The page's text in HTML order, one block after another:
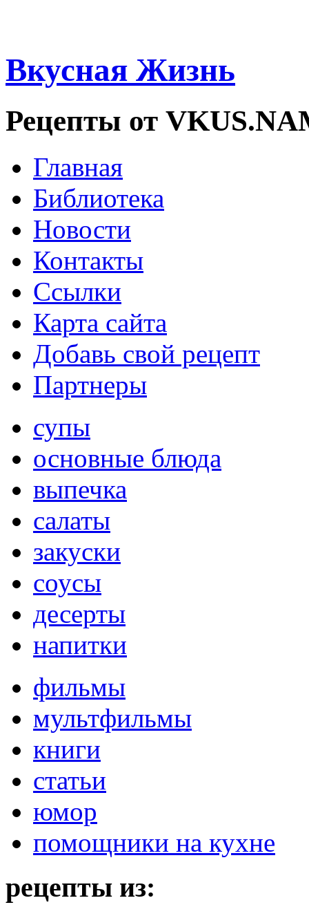
Вкусная Жизнь
Рецепты от
Главная
Библиотека
Новости
Контакты
Ссылки
Карта сайта
Добавь свой рецепт
Партнеры
супы
основные блюда
выпечка
салаты
закуски
соусы
десерты
напитки
фильмы
мультфильмы
книги
статьи
юмор
помощники на кухне
рецепты из: